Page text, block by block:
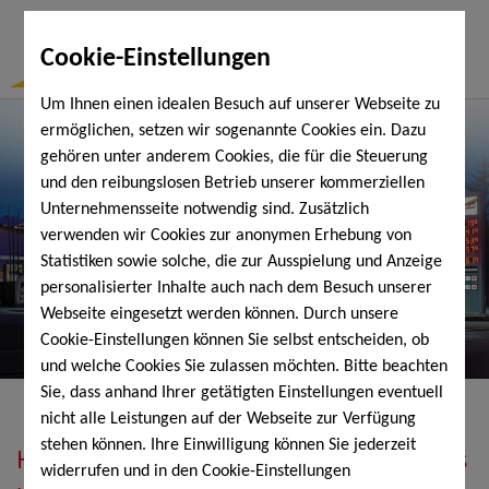
Cookie-Einstellungen
Um Ihnen einen idealen Besuch auf unserer Webseite zu
ermöglichen, setzen wir sogenannte Cookies ein. Dazu
gehören unter anderem Cookies, die für die Steuerung
und den reibungslosen Betrieb unserer kommerziellen
Unternehmensseite notwendig sind. Zusätzlich
verwenden wir Cookies zur anonymen Erhebung von
Statistiken sowie solche, die zur Ausspielung und Anzeige
personalisierter Inhalte auch nach dem Besuch unserer
Webseite eingesetzt werden können. Durch unsere
Cookie-Einstellungen können Sie selbst entscheiden, ob
und welche Cookies Sie zulassen möchten. Bitte beachten
Sie, dass anhand Ihrer getätigten Einstellungen eventuell
nicht alle Leistungen auf der Webseite zur Verfügung
stehen können. Ihre Einwilligung können Sie jederzeit
widerrufen und in den Cookie-Einstellungen
Heizöl, Diesel, Schmierstoffe, Holzpellets